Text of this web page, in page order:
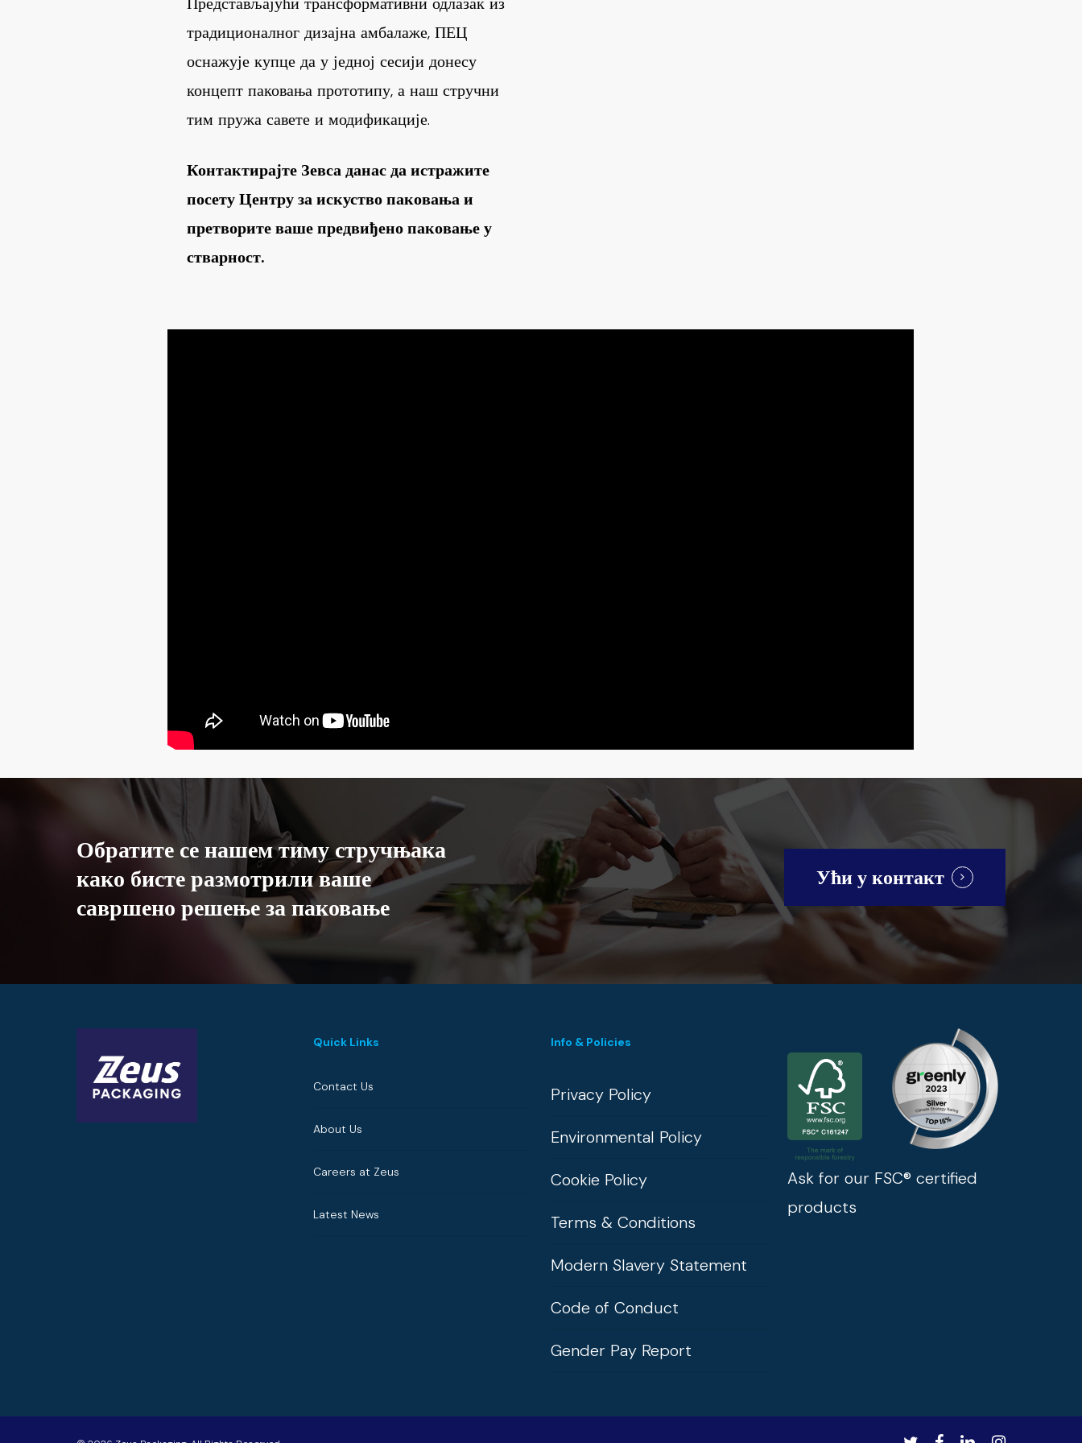
традиционалног дизајна амбалаже, ПЕЦ
оснажује купце да у једној сесији донесу
концепт паковања прототипу, а наш стручни
тим пружа савете и модификације.
Контактирајте Зевса данас да истражите
посету Центру за искуство паковања и
претворите ваше предвиђено паковање у
стварност.
Обратите сенашемтиму стручњака
како бистеразмотриливаше
савршено решењезапаковање
Ући у контакт
Quick Links
Contact Us
About Us
Careers at Zeus
Latest News
Info & Policies
Privacy Policy
Environmental Policy
Cookie Policy
Terms & Conditions
Modern Slavery Statement
Code of Conduct
Gender Pay Report
Ask for our FSC® certified
products